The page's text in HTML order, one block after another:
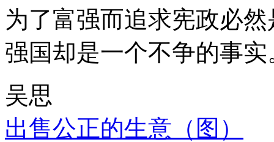
为了富强而追求宪政必
强国却是一个不争的事实
吴思
出售公正的生意（图）